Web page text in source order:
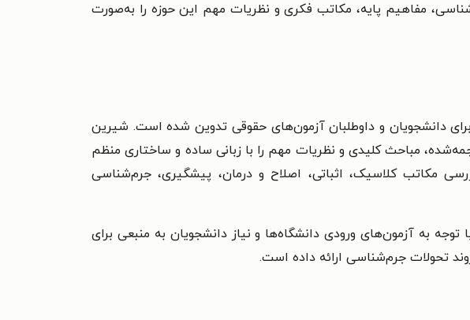
مفاهیم پایه، مکاتب فکری و نظریات مهم این حوزه را به‌صورت
دانشجویان و داوطلبان آزمون‌های حقوقی تدوین شده است. شیرین
مباحث کلیدی و نظریات مهم را با زبانی ساده و ساختاری منظم
کلاسیک، اثباتی، اصلاح و درمان، پیشگیری، جرم‌شناسی
به آزمون‌های ورودی دانشگاه‌ها و نیاز دانشجویان به منبعی برای
تحولات جرم‌شناسی ارائه داده است.